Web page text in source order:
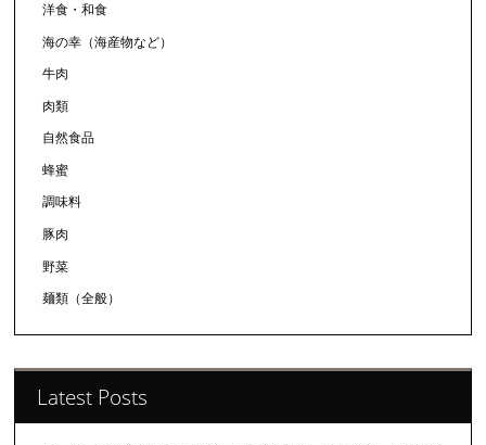
洋食・和食
海の幸（海産物など）
牛肉
肉類
自然食品
蜂蜜
調味料
豚肉
野菜
麺類（全般）
Latest Posts